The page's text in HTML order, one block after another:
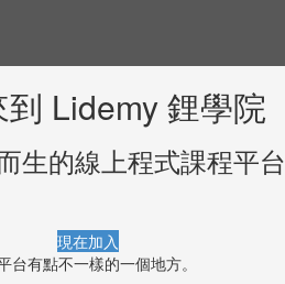
Lidemy 鋰學院
生的線上程式課程平台
現在加入
有點不一樣的一個地方。